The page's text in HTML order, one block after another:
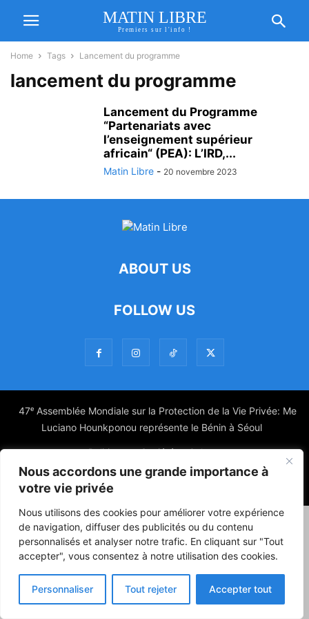
Nous accordons une grande importance à
votre vie privée
Nous utilisons des cookies pour améliorer votre expérience
de navigation, diffuser des publicités ou du contenu
personnalisés et analyser notre trafic. En cliquant sur "Tout
accepter", vous consentez à notre utilisation des cookies.
Personnaliser Tout rejeter Accepter tout
MATIN LIBRE
Premiers sur l'info !
Home Tags Lancement du programme
lancement du programme
Lancement du Programme
“Partenariats avec
l’enseignement supérieur
africain“ (PEA): L’IRD,...
Matin Libre - 20 novembre 2023
ABOUT US
FOLLOW US
47ᵉ Assemblée Mondiale sur la Protection de la Vie Privée: Me
Luciano Hounkponou représente le Bénin à Séoul
Politique Société Culture
© Powered by digitXplus Francophone